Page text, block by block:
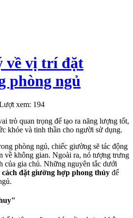
về vị trí đặt
phòng ngủ
xem: 194
trò quan trọng để tạo ra năng lượng tốt,
khỏe và tinh thần cho người sử dụng.
phòng ngủ, chiếc giường sẽ tác động
về không gian. Ngoài ra, nó tượng trưng
của gia chủ. Những nguyên tắc dưới
cách đặt giường hợp phong thủy để